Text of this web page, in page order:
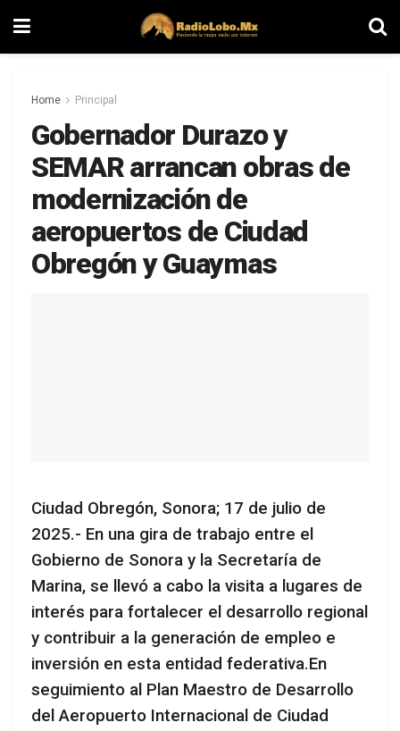
Home Principal
Gobernador Durazo y
SEMAR arrancan obras de
modernización de
aeropuertos de Ciudad
Obregón y Guaymas
Ciudad Obregón, Sonora; 17 de julio de
2025.- En una gira de trabajo entre el
Gobierno de Sonora y la Secretaría de
Marina, se llevó a cabo la visita a lugares de
interés para fortalecer el desarrollo regional
y contribuir a la generación de empleo e
inversión en esta entidad federativa.En
seguimiento al Plan Maestro de Desarrollo
del Aeropuerto Internacional de Ciudad